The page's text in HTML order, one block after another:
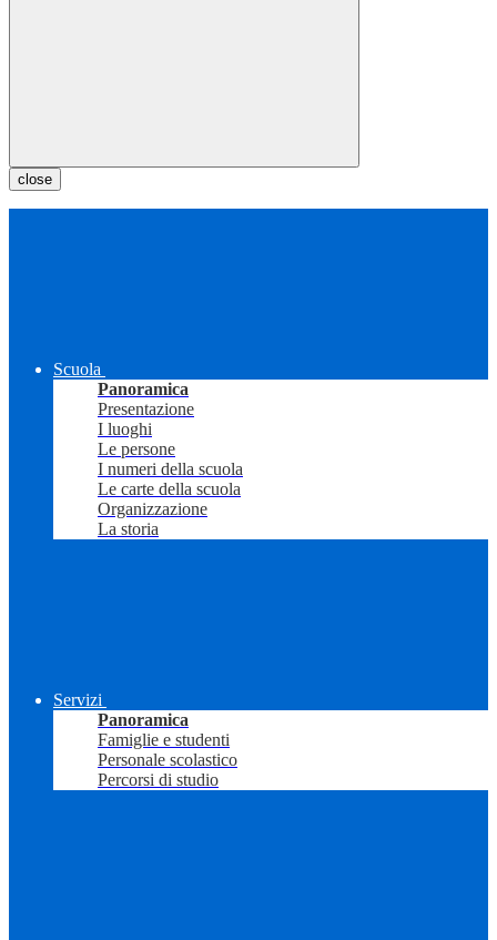
close
Scuola
Panoramica
Presentazione
I luoghi
Le persone
I numeri della scuola
Le carte della scuola
Organizzazione
La storia
Servizi
Panoramica
Famiglie e studenti
Personale scolastico
Percorsi di studio